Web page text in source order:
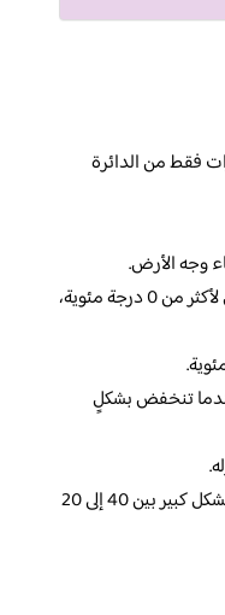
فقط من الدائرة
وجه الأرض.
حيث يكون في هذه المدينة، بشكل كبير لا ترتفع درجات الحرارة بأي شكل من الأشكال لأكثر من 0 درجة مئوية،
تنخفض بشكلٍ
غير ذلك فإنه خلال أيام الحياة طبيعية فيكون طالما أن درجات الحرارة تكون تتراوح بشكل كبير بين 40 إلى 20